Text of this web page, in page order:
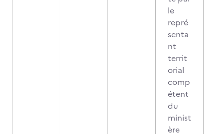
le
repré
senta
nt
territ
orial
comp
étent
du
minist
ère